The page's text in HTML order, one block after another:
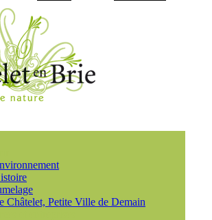
Châtelet, Petite Ville de Demain